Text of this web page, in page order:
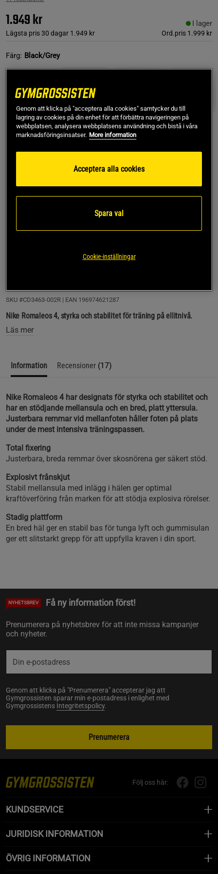
1.949 kr
Lägsta pris 30 dagar 1.949 kr Ord.pris 1.999 kr
I lager
Färg: Black/Grey
38
Lägg i varukorgen
Sigridur JFramröstad topprecension
Fixade till och med VM 🥇Guld med dom förra veckan
SKU #CD3463-002R | EAN 196974621287
Nike Romaleos 4, styrka och stabilitet för träning på ellitnivå.
Läs mer
Information Recensioner (17)
Nike Romaleos 4 har designats för styrka och stabilitet och
har en stödjande mellansula och en bred, platt yttersula.
Justerbara remmar vid mellanfoten håller foten på plats
under de mest intensiva träningspassen.
Total fixering
Justerbara, breda remmar över skosnörena ger säkert stöd.
Explosivt frånskjut
Stabil mellansula med inlägg i hälen ger optimal
kraftöverföring från marken för att stödja explosiva rörelser.
Stadig plattform
En bred häl ger en stabil bas för tunga lyft och gummisulan
ger ett slitstarkt grepp för att uppfylla kraven i din sport.
NYHETSBREV Få ny information först!
Prenumerera på nyhetsbrev för att inte missa kampanjer
och nyheter.
Genom att klicka på "Prenumerera" accepterar jag att
Gymgrossisten sparar min e-postadress i enlighet med
Gymgrossistens Integritetspolicy.
Prenumerera
Följ oss här:
KUNDSERVICE
JURIDISK INFORMATION
ÖVRIG INFORMATION
Genom att klicka på "acceptera alla cookies" samtycker du till
lagring av cookies på din enhet för att förbättra navigeringen på
webbplatsen, analysera webbplatsens användning och bistå i våra
marknadsföringsinsatser. More information
Acceptera alla cookies
Spara val
Cookie-inställningar